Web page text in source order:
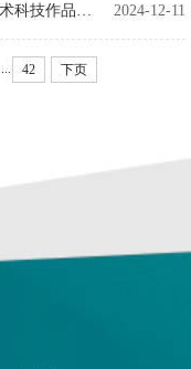
2024-12-11
42 下页